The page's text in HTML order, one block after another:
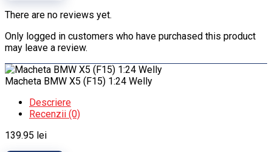
There are no reviews yet.
Only logged in customers who have purchased this product
may leave a review.
Macheta BMW X5 (F15) 1:24 Welly
Descriere
Recenzii (0)
139.95 lei